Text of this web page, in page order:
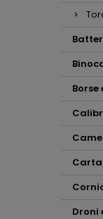
Borse
Carta
Droni